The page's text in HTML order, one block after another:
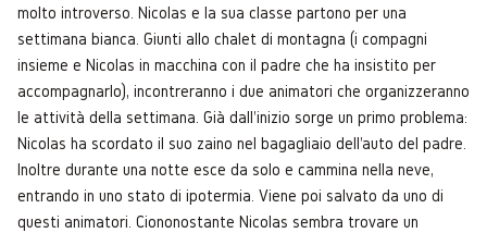
molto introverso. Nicolas e la sua classe partono per una
settimana bianca. Giunti allo chalet di montagna (i compagni
insieme e Nicolas in macchina con il padre che ha insistito per
accompagnarlo), incontreranno i due animatori che organizzeranno
le attività della settimana. Già dall'inizio sorge un primo problema:
Nicolas ha scordato il suo zaino nel bagagliaio dell'auto del padre.
Inoltre durante una notte esce da solo e cammina nella neve,
entrando in uno stato di ipotermia. Viene poi salvato da uno di
questi animatori. Ciononostante Nicolas sembra trovare un